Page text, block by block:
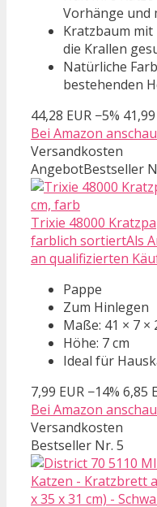
Vorhänge und
Kratzbaum
die Krallen
Natürliche
bestehenden
44,28 EUR −5%
Bei Amazon
Versandkosten
AngebotBestseller
Trixie 48000
farblich sortiertAls
an qualifizierten
Pappe
Zum Hinlegen
Maße: 41 × 7 ×
Höhe: 7 cm
Ideal für
7,99 EUR −14% 6,85
Bei Amazon
Versandkosten
Bestseller Nr. 5